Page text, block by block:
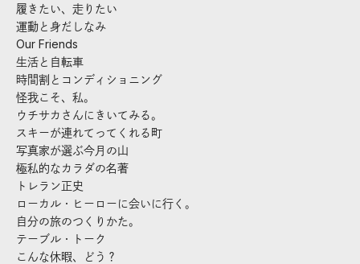
履きたい、走りたい
運動と身だしなみ
Our Friends
生活と自転車
時間割とコンディショニング
怪我こそ、私。
ウチサカさんにきいてみる。
スキーが連れてってくれる町
写真家が選ぶ今月の山
極私的なカラダの名著
トレラン正史
ローカル・ヒーローに会いに行く。
自分の旅のつくりかた。
テーブル・トーク
こんな休暇、どう？